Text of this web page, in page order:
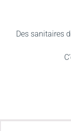
Des sanitaires